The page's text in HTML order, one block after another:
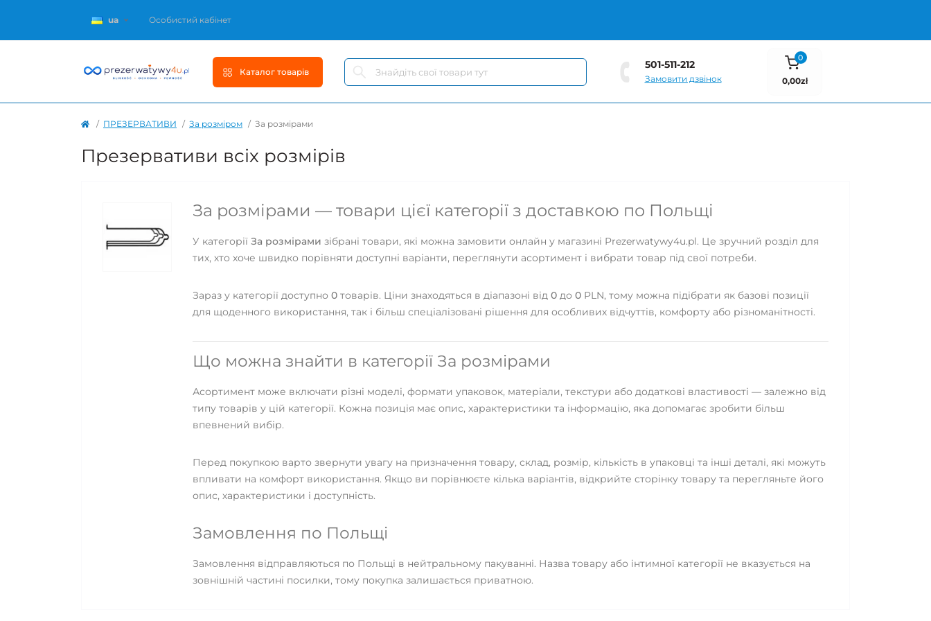
ua Особистий кабінет
Каталог товарів
501-511-212
Замовити дзвінок
0
0,00zł
ПРЕЗЕРВАТИВИ За розміром За розмірами
Презервативи всіх розмірів
За розмірами — товари цієї категорії з доставкою по Польщі
У категорії За розмірами зібрані товари, які можна замовити онлайн у магазині Prezerwatywy4u.pl. Це зручний розділ для
тих, хто хоче швидко порівняти доступні варіанти, переглянути асортимент і вибрати товар під свої потреби.
Зараз у категорії доступно 0 товарів. Ціни знаходяться в діапазоні від 0 до 0 PLN, тому можна підібрати як базові позиції
для щоденного використання, так і більш спеціалізовані рішення для особливих відчуттів, комфорту або різноманітності.
Що можна знайти в категорії За розмірами
Асортимент може включати різні моделі, формати упаковок, матеріали, текстури або додаткові властивості — залежно від
типу товарів у цій категорії. Кожна позиція має опис, характеристики та інформацію, яка допомагає зробити більш
впевнений вибір.
Перед покупкою варто звернути увагу на призначення товару, склад, розмір, кількість в упаковці та інші деталі, які можуть
впливати на комфорт використання. Якщо ви порівнюєте кілька варіантів, відкрийте сторінку товару та перегляньте його
опис, характеристики і доступність.
Замовлення по Польщі
Замовлення відправляються по Польщі в нейтральному пакуванні. Назва товару або інтимної категорії не вказується на
зовнішній частині посилки, тому покупка залишається приватною.